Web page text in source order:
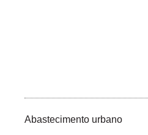
Abastecimento urbano